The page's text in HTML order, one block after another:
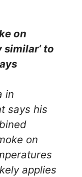
on
similar‘ to
in
says his
on
applies